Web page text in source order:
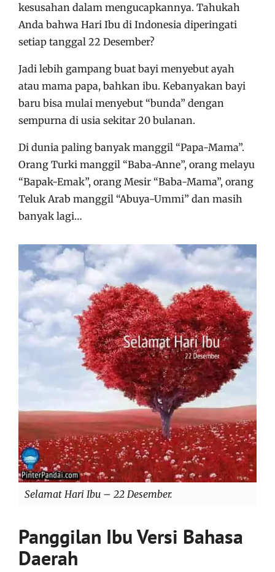
kesusahan dalam mengucapkannya. Tahukah
Anda bahwa Hari Ibu di Indonesia diperingati
setiap tanggal 22 Desember?
Jadi lebih gampang buat bayi menyebut ayah
atau mama papa, bahkan ibu. Kebanyakan bayi
baru bisa mulai menyebut “bunda” dengan
sempurna di usia sekitar 20 bulanan.
Di dunia paling banyak manggil “Papa-Mama”.
Orang Turki manggil “Baba-Anne”, orang melayu
“Bapak-Emak”, orang Mesir “Baba-Mama”, orang
Teluk Arab manggil “Abuya-Ummi” dan masih
banyak lagi…
Selamat Hari Ibu – 22 Desember.
Panggilan Ibu Versi Bahasa
Daerah